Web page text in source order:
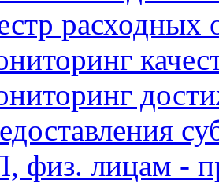
расходных
физ. лицам -